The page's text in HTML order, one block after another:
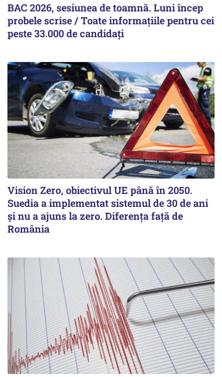
BAC 2026, sesiunea de toamnă. Luni încep
probele scrise / Toate informațiile pentru cei
peste 33.000 de candidați
Vision Zero, obiectivul UE până în 2050.
Suedia a implementat sistemul de 30 de ani
şi nu a ajuns la zero. Diferenţa faţă de
România